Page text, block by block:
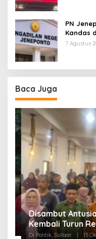
PN
Kandas
7 Agustus
Baca Juga
Disambut
Kembali Turun
Di Politik, Sulbar | 13